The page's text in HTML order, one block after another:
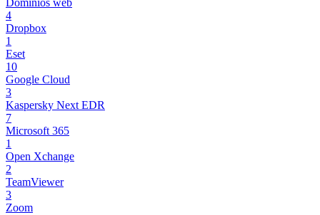
Dominios web
4
Dropbox
1
Eset
10
Google Cloud
3
Kaspersky Next EDR
7
Microsoft 365
1
Open Xchange
2
TeamViewer
3
Zoom